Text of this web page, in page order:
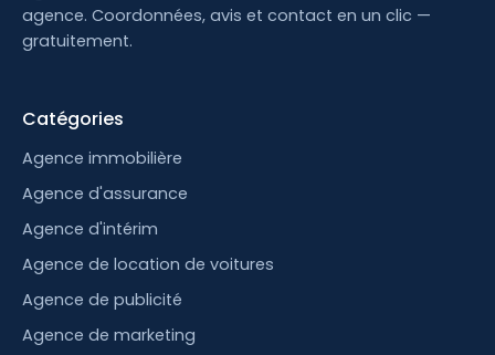
agence. Coordonnées, avis et contact en un clic —
gratuitement.
Catégories
Agence immobilière
Agence d'assurance
Agence d'intérim
Agence de location de voitures
Agence de publicité
Agence de marketing